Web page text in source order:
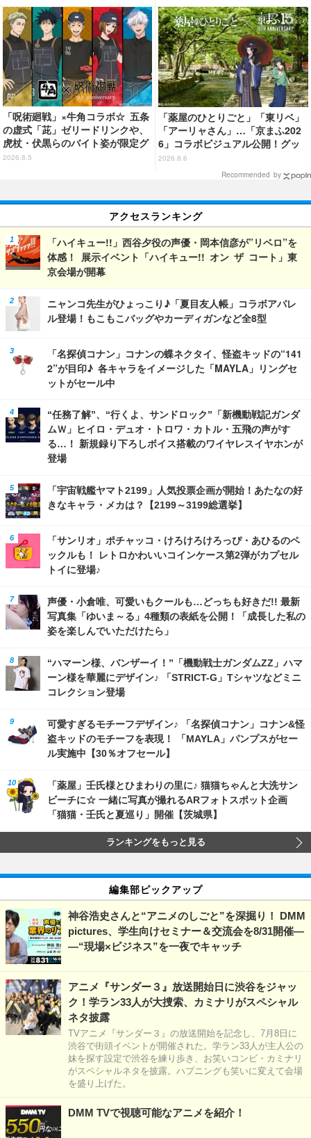
り」開催【茨城県】
ソン限定グッズが登場！
「呪術廻戦」×牛角コラボ☆ 五条
の虚式「茈」ゼリードリンクや、
虎杖・伏黒らのバイト姿が限定グ
ッズに【8月26日～】
2026.8.5
「薬屋のひとりごと」「東リベ」
「アーリャさん」…「京まふ202
6」コラボビジュアル公開！グッ
ズなどの最新情報も
2026.8.6
Recommended by
アクセスランキング
「ハイキュー!!」西谷夕役の声優・岡本信彦が”リベロ”を
体感！ 展示イベント「ハイキュー!! オン ザ コート」東
京会場が開幕
ニャンコ先生がひょっこり♪「夏目友人帳」コラボアパレ
ル登場！もこもこバッグやカーディガンなど全8型
「名探偵コナン」コナンの蝶ネクタイ、怪盗キッドの“141
2”が目印♪ 各キャラをイメージした「MAYLA」リングセ
ットがセール中
“任務了解”、“行くよ、サンドロック”「新機動戦記ガンダ
ムＷ」ヒイロ・デュオ・トロワ・カトル・五飛の声がす
る…！ 新規録り下ろしボイス搭載のワイヤレスイヤホンが
登場
「宇宙戦艦ヤマト2199」人気投票企画が開始！あたなの好
きなキャラ・メカは？【2199～3199総選挙】
「サンリオ」ポチャッコ・けろけろけろっぴ・あひるのペ
ックルも！ レトロかわいいコインケース第2弾がカプセル
トイに登場♪
声優・小倉唯、可愛いもクールも…どっちも好きだ!! 最新
写真集「ゆいま～る」4種類の表紙を公開！「成長した私の
姿を楽しんでいただけたら」
“ハマーン様、バンザーイ！”「機動戦士ガンダムZZ」ハマ
ーン様を華麗にデザイン♪ 「STRICT-G」Tシャツなどミニ
コレクション登場
可愛すぎるモチーフデザイン♪ 「名探偵コナン」コナン&怪
盗キッドのモチーフを表現！ 「MAYLA」パンプスがセー
ル実施中【30％オフセール】
「薬屋」壬氏様とひまわりの里に♪ 猫猫ちゃんと大洗サン
ビーチに☆ 一緒に写真が撮れるARフォトスポット企画
「猫猫・壬氏と夏巡り」開催【茨城県】
ランキングをもっと見る
編集部ピックアップ
神谷浩史さんと“アニメのしごと”を深掘り！ DMM
pictures、学生向けセミナー＆交流会を8/31開催―
―“現場×ビジネス”を一夜でキャッチ
アニメ『サンダー３』放送開始日に渋谷をジャッ
ク！学ラン33人が大捜索、カミナリがスペシャル
ネタ披露
TVアニメ『サンダー３』の放送開始を記念し、7月8日に
渋谷で街頭イベントが開催された。学ラン33人が主人公の
妹を探す設定で渋谷を練り歩き、お笑いコンビ・カミナリ
がスペシャルネタを披露。ハプニングも笑いに変えて会場
を盛り上げた。
DMM TVで視聴可能なアニメを紹介！